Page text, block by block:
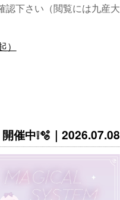
認下さい（閲覧には九産大
催中❕🫧｜2026.07.08